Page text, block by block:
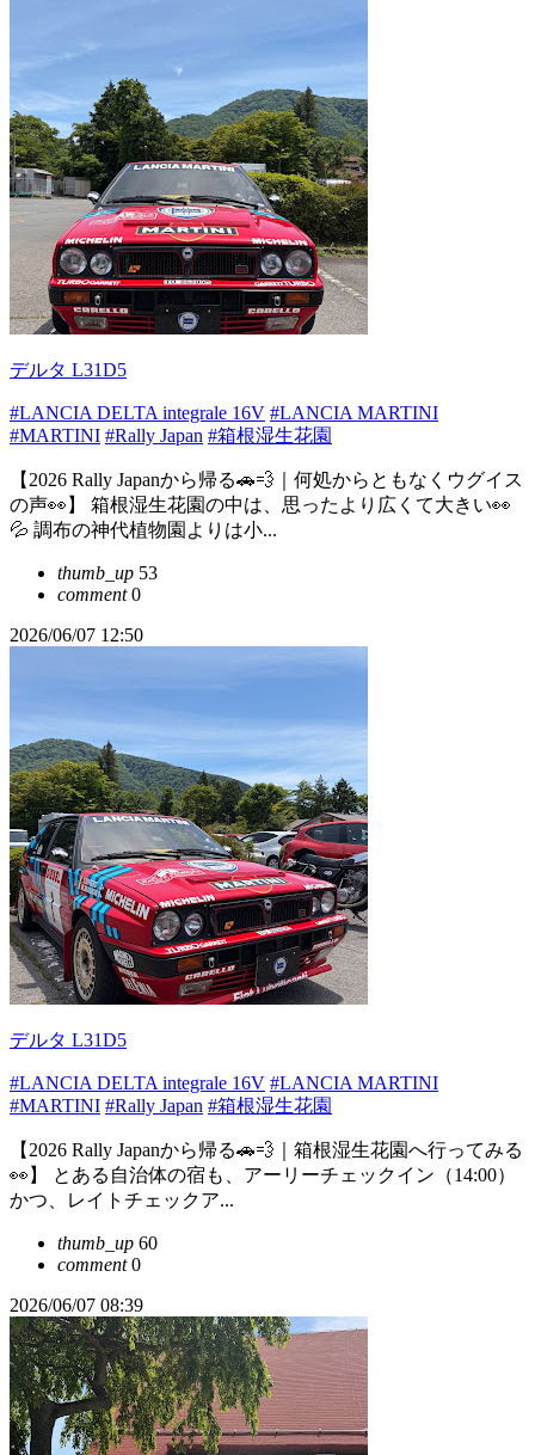
デルタ L31D5
#LANCIA DELTA integrale 16V #LANCIA MARTINI
#MARTINI #Rally Japan #箱根湿生花園
【2026 Rally Japanから帰る🚗💨｜何処からともなくウグイス
の声👀】 箱根湿生花園の中は、思ったより広くて大きい👀
💦 調布の神代植物園よりは小...
thumb_up 53
comment0
2026/06/07 12:50
デルタ L31D5
#LANCIA DELTA integrale 16V #LANCIA MARTINI
#MARTINI #Rally Japan #箱根湿生花園
【2026 Rally Japanから帰る🚗💨｜箱根湿生花園へ行ってみる
👀】 とある自治体の宿も、アーリーチェックイン（14:00）
かつ、レイトチェックア...
thumb_up 60
comment0
2026/06/07 08:39